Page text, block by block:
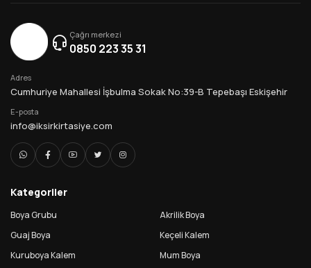
Çağrı merkezi
0850 223 35 31
Adres
Cumhuriye Mahallesi İşbulma Sokak No:39-B Tepebaşı Eskişehir
E-posta
info@iksirkirtasiye.com
Kategoriler
Boya Grubu
Akrilik Boya
Guaj Boya
Keçeli Kalem
Kuruboya Kalem
Mum Boya